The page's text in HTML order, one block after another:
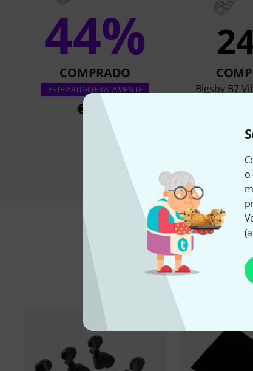
o
(
44%
COMPRADO
ESTE ARTIGO EXATAMENTE
€ 149
Bigsby B7